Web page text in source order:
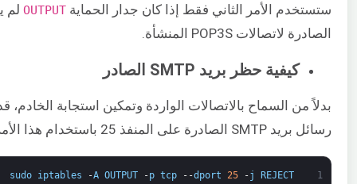
ستستخدم الأمر الثاني فقط إذا كان جدار الحماية ​OUTPUT لم
الصادرة لاتصالات POP3S المنشأة.
كيفية حظر بريد SMTP الصادر
بدلاً من السماح بالاتصالات الواردة وتمكين استجابة
رسائل بريد SMTP الصادرة على المنفذ 25 باستخدام هذا الأمر:
1
sudo iptables -A OUTPUT -p tcp --dport 25 -j REJECT